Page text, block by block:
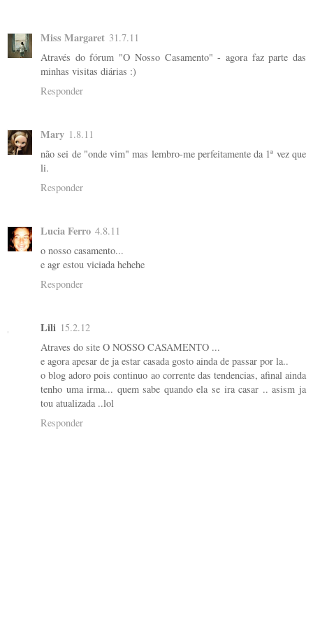
Miss Margaret 31.7.11
Através do fórum "O Nosso Casamento" - agora faz parte das
minhas visitas diárias :)
Responder
Mary 1.8.11
não sei de "onde vim" mas lembro-me perfeitamente da 1ª vez que
li.
Responder
Lucia Ferro 4.8.11
o nosso casamento...
e agr estou viciada hehehe
Responder
Lili 15.2.12
Atraves do site O NOSSO CASAMENTO ...
e agora apesar de ja estar casada gosto ainda de passar por la..
o blog adoro pois continuo ao corrente das tendencias, afinal ainda
tenho uma irma... quem sabe quando ela se ira casar .. asism ja
tou atualizada ..lol
Responder